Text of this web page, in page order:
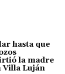
hasta que
la madre
Villa Luján